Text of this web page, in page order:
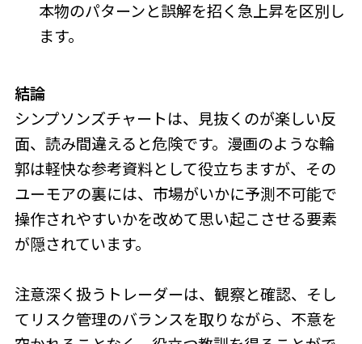
本物のパターンと誤解を招く急上昇を区別し
ます。
結論
シンプソンズチャートは、見抜くのが楽しい反
面、読み間違えると危険です。漫画のような輪
郭は軽快な参考資料として役立ちますが、その
ユーモアの裏には、市場がいかに予測不可能で
操作されやすいかを改めて思い起こさせる要素
が隠されています。
注意深く扱うトレーダーは、観察と確認、そし
てリスク管理のバランスを取りながら、不意を